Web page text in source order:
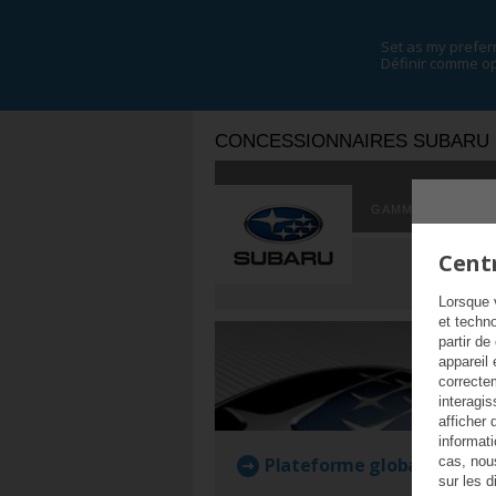
Set as my
Définir comme
CONCESSIONNAIRES SUBARU
GAMME DE
Plateforme globale
et
partir de
appareil
afficher
cas,
sur les